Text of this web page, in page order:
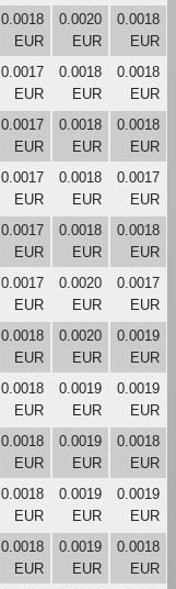
0.0018
EUR
0.0020
EUR
0.0018
EUR
0.0017
EUR
0.0018
EUR
0.0018
EUR
0.0017
EUR
0.0018
EUR
0.0018
EUR
0.0017
EUR
0.0018
EUR
0.0017
EUR
0.0017
EUR
0.0018
EUR
0.0018
EUR
0.0017
EUR
0.0020
EUR
0.0017
EUR
0.0018
EUR
0.0020
EUR
0.0019
EUR
0.0018
EUR
0.0019
EUR
0.0019
EUR
0.0018
EUR
0.0019
EUR
0.0018
EUR
0.0018
EUR
0.0019
EUR
0.0019
EUR
0.0018
EUR
0.0019
EUR
0.0018
EUR